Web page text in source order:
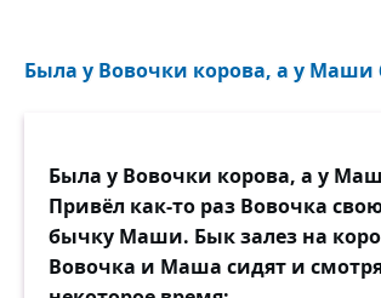
Была у Вовочки корова, а у Маши
Была у Вовочки корова, а у
Привёл как-то раз Вовочка
бычку Маши. Бык залез на
Вовочка и Маша сидят и